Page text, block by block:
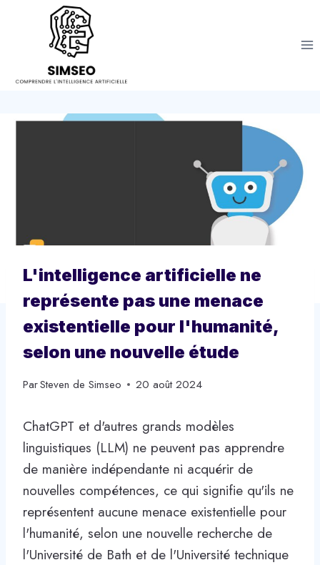
L'intelligence artificielle ne
représente pas une menace
existentielle pour l'humanité,
selon une nouvelle étude
ParSteven de Simseo 20 août 2024
ChatGPT et d'autres grands modèles
linguistiques (LLM) ne peuvent pas apprendre
de manière indépendante ni acquérir de
nouvelles compétences, ce qui signifie qu'ils ne
représentent aucune menace existentielle pour
l'humanité, selon une nouvelle recherche de
l'Université de Bath et de l'Université technique